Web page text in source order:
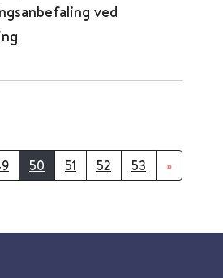
ved
50 51 52 53 »